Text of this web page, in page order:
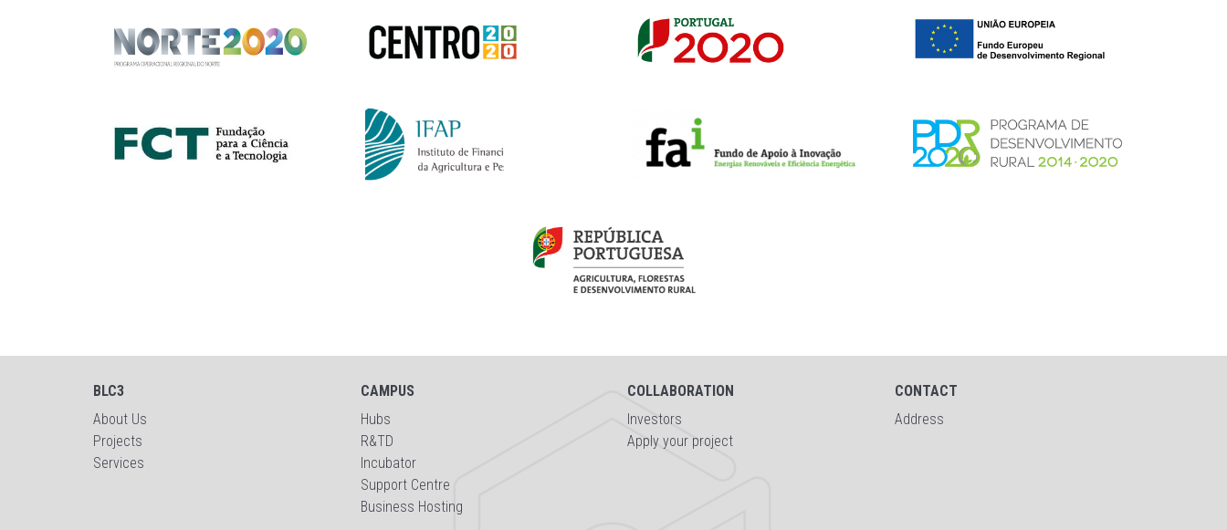
BLC3
About Us
Projects
Services
CAMPUS
Hubs
R&TD
Incubator
Support Centre
Business Hosting
COLLABORATION
Investors
Apply your project
CONTACT
Address